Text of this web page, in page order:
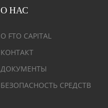
О НАС
О FTO CAPITAL
КОНТАКТ
ДОКУМЕНТЫ
БЕЗОПАСНОСТЬ СРЕДСТВ